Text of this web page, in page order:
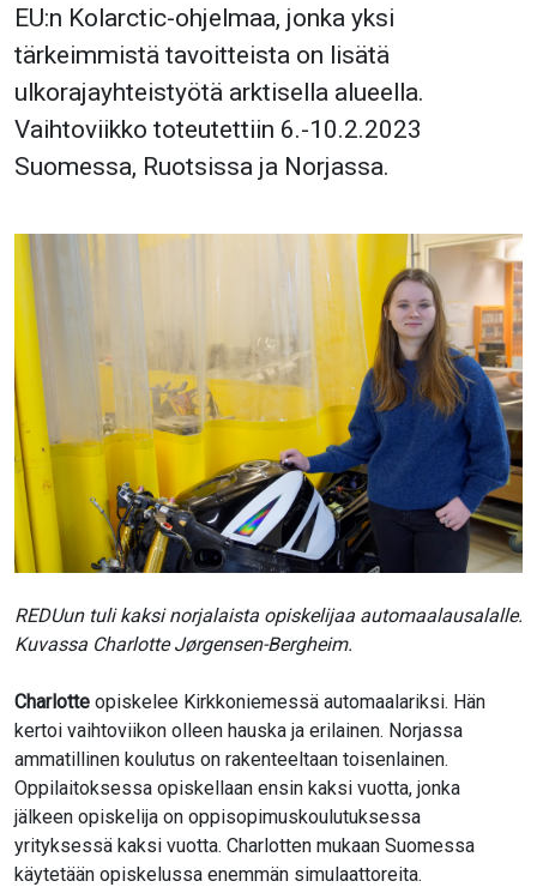
EU:n Kolarctic-ohjelmaa, jonka yksi
tärkeimmistä tavoitteista on lisätä
ulkorajayhteistyötä arktisella alueella.
Vaihtoviikko toteutettiin 6.-10.2.2023
Suomessa, Ruotsissa ja Norjassa.
REDUun tuli kaksi norjalaista opiskelijaa automaalausalalle.
Kuvassa Charlotte Jørgensen-Bergheim.
Charlotte opiskelee Kirkkoniemessä automaalariksi. Hän
kertoi vaihtoviikon olleen hauska ja erilainen. Norjassa
ammatillinen koulutus on rakenteeltaan toisenlainen.
Oppilaitoksessa opiskellaan ensin kaksi vuotta, jonka
jälkeen opiskelija on oppisopimuskoulutuksessa
yrityksessä kaksi vuotta. Charlotten mukaan Suomessa
käytetään opiskelussa enemmän simulaattoreita.